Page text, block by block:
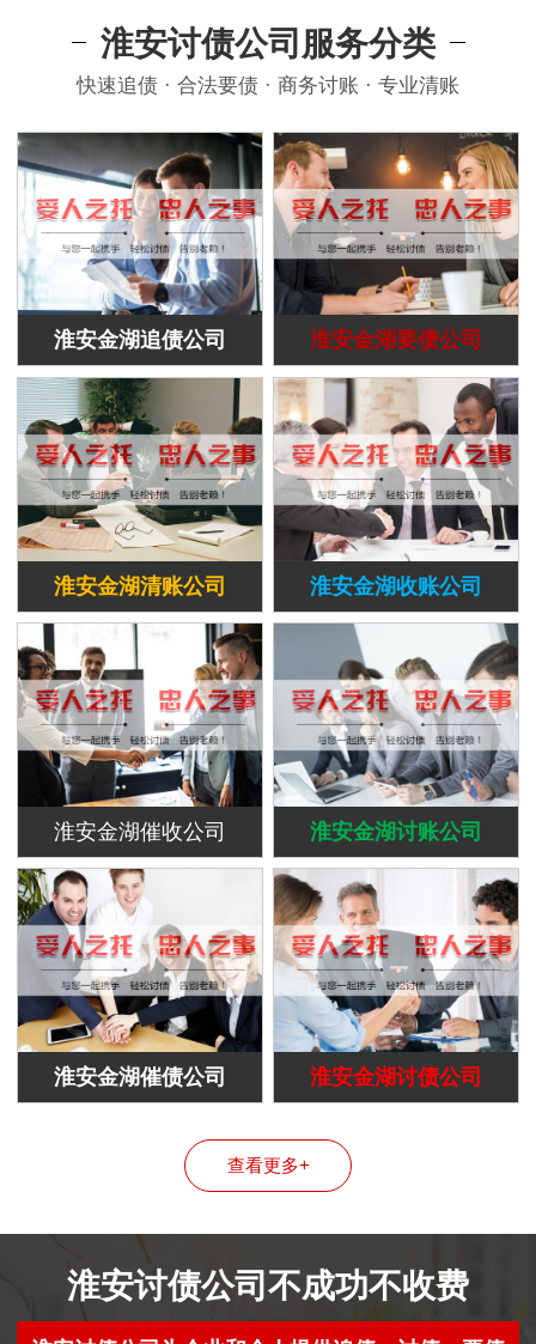
淮安讨债公司服务分类
快速追债 · 合法要债 · 商务讨账 · 专业清账
淮安金湖追债公司 淮安金湖要债公司
淮安金湖清账公司 淮安金湖收账公司
淮安金湖催收公司 淮安金湖讨账公司
淮安金湖催债公司 淮安金湖讨债公司
查看更多+
淮安讨债公司不成功不收费